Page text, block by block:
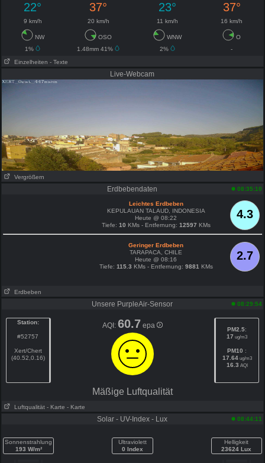
22° 37° 23° 37°
9 km/h 20 km/h 11 km/h 16 km/h
NW OSO WNW
O
1%
1.48mm 41% 2%
-
Einzelheiten - Texte
Live-Webcam
Vergrößern
Erdbebendaten 08:35:10
4.3
Leichtes Erdbeben
KEPULAUAN TALAUD, INDONESIA
Heute @ 08:22
Tiefe: 10 KMs - Entfernung: 12597 KMs
2.7
Geringer Erdbeben
TARAPACA, CHILE
Heute @ 08:16
Tiefe: 115.3 KMs - Entfernung: 9881 KMs
Erdbeben
Unsere PurpleAir-Sensor 08:29:54
Station:
#52757
Xert/Chert
(40.52,0.16)
AQI: 60.7 epa PM2.5:
17 ug/m3
PM10 :
17.64ug/m3
16.3 AQI
Mäßige Luftqualität
Luftqualität - Karte - Karte
Solar - UV-Index - Lux 08:44:11
Sonnenstrahlung
193 W/m²
Ultraviolett
0 Index
Helligkeit
23624 Lux